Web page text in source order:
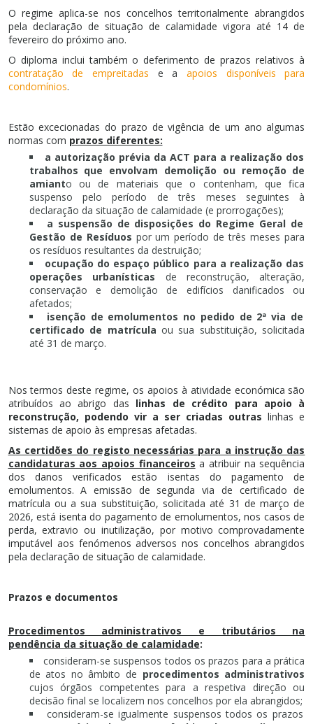
O regime aplica-se nos concelhos territorialmente abrangidos
pela declaração de situação de calamidade vigora até 14 de
fevereiro do próximo ano.
O diploma inclui também o deferimento de prazos relativos à
contratação de empreitadas e aapoios disponíveis para
condomínios.
Estão excecionadas do prazo de vigência de um ano algumas
normas com prazos diferentes:
a autorização prévia da ACT para a realização dos
trabalhos que envolvam demolição ou remoção de
amianto ou de materiais que o contenham, que fica
suspenso pelo período de três meses seguintes à
declaração da situação de calamidade (e prorrogações);
a suspensão de disposições do Regime Geral de
Gestão de Resíduos por um período de três meses para
os resíduos resultantes da destruição;
ocupação do espaço público para a realização das
operações urbanísticas de reconstrução, alteração,
conservação e demolição de edifícios danificados ou
afetados;
isenção de emolumentos no pedido de 2ª via de
certificado de matrícula ou sua substituição, solicitada
até 31 de março.
Nos termos deste regime, os apoios à atividade económica são
atribuídos ao abrigo das linhas de crédito para apoio à
reconstrução, podendo vir a ser criadas outras linhas e
sistemas de apoio às empresas afetadas.
As certidões do registo necessárias para a instrução das
candidaturas aos apoios financeiros a atribuir na sequência
dos danos verificados estão isentas do pagamento de
emolumentos. A emissão de segunda via de certificado de
matrícula ou a sua substituição, solicitada até 31 de março de
2026, está isenta do pagamento de emolumentos, nos casos de
perda, extravio ou inutilização, por motivo comprovadamente
imputável aos fenómenos adversos nos concelhos abrangidos
pela declaração de situação de calamidade.
Prazos e documentos
Procedimentos administrativos e tributários na
pendência da situação de calamidade:
consideram-se suspensos todos os prazos para a prática
de atos no âmbito de procedimentos administrativos
cujos órgãos competentes para a respetiva direção ou
decisão final se localizem nos concelhos por ela abrangidos;
consideram-se igualmente suspensos todos os prazos